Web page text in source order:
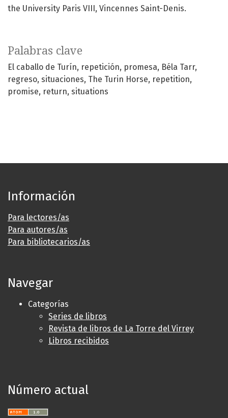
Palabras clave
El caballo de Turín repetición promesa
Béla Tarr
regreso situaciones The Turin Horse repetition
promise return situations
the University Paris VIII, Vincennes Saint-Denis.
Información
Para lectores/as
Para autores/as
Para bibliotecarios/as
Navegar
Categorías
Series de libros
Revista de libros de La Torre del Virrey
Libros recibidos
Número actual